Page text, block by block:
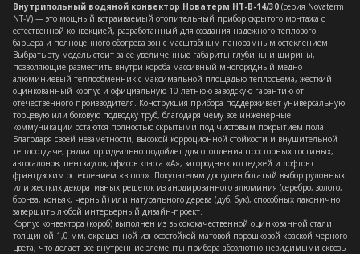
Внутрипольный водяной конвектор Новатерм НТ-В-14/30 (серия Novaterm
NT-V) — это мощный встраиваемый отопительный прибор скрытого монтажа с
естественной конвекцией, разработанный для создания надежного теплового
барьера и полноценного обогрева зон с масштабным панорамным остеклением.
Выбрать эту модель стоит за ее увеличенные габариты глубины и ширины,
позволяющие разместить внутри короба массивный многорядный медно-
алюминиевый теплообменник с максимальной площадью теплосъема, жесткий
оцинкованный корпус и официальную 10-летнюю заводскую гарантию от
отечественного производителя. Конструкция прибора поддерживает универсальную
торцевую или боковую подводку труб, благодаря чему все инженерные
коммуникации остаются полностью скрытыми под чистовым покрытием пола.
Благодаря своей незаметности, высокой корроционной стойкости и внушительной
теплоотдаче, радиатор идеально подойдет для отопления просторных гостиных,
автосалонов, пентхаусов, офисов класса «А», загородных коттеджей и лофтов с
французским остеклением «в пол». Покупателям доступен богатый выбор рулонных
или жестких декоративных решеток из анодированного алюминия (серебро, золото,
бронза, коньяк, черный) или натурального дерева (дуб, бук), способных лаконично
завершить любой интерьерный дизайн-проект.
Корпус конвектора (короб) выполнен из высококачественной оцинкованной стали
толщиной 1,0 мм, окрашенной износостойкой матовой порошковой краской черного
цвета, что делает все внутренние элементы прибора абсолютно невидимыми сквозь